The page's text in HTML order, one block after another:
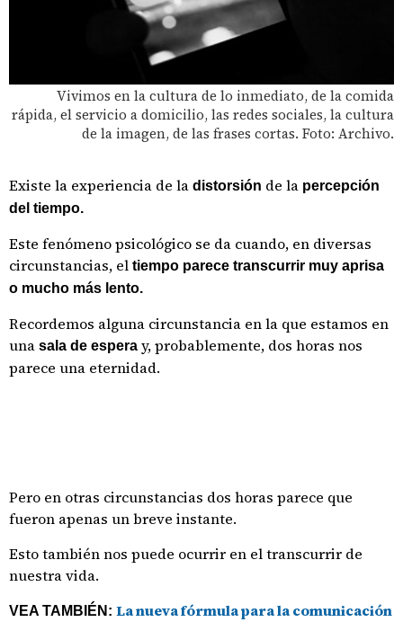
Vivimos en la cultura de lo inmediato, de la comida
rápida, el servicio a domicilio, las redes sociales, la cultura
de la imagen, de las frases cortas. Foto: Archivo.
Existe la experiencia de la distorsión de la percepción
del tiempo.
Este fenómeno psicológico se da cuando, en diversas
circunstancias, el tiempo parece transcurrir muy aprisa
o mucho más lento.
Recordemos alguna circunstancia en la que estamos en
una sala de espera y, probablemente, dos horas nos
parece una eternidad.
Pero en otras circunstancias dos horas parece que
fueron apenas un breve instante.
Esto también nos puede ocurrir en el transcurrir de
nuestra vida.
VEA TAMBIÉN: La nueva fórmula para la comunicación